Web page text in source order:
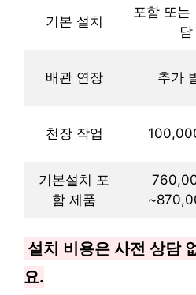
기본 설치
포함 또는
담
배관 연장 추가
천장 작업
기본설치 포
함 제품
설치 비용은 사전 상담
요.